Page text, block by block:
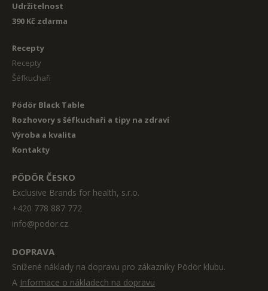
Udržitelnost
390 Kč zdarma
Recepty
Recepty
Šéfkuchaři
Pödör Black Table
Rozhovory s šéfkuchaři a tipy na zdraví
Výroba a kvalita
Kontakty
PÖDÖR ČESKO
Exclusive Brands for health, s.r.o.
+420 778 887 772
info@podor.cz
DOPRAVA
Snížené náklady na dopravu pro zákazníky Pödör klubu.
A Informace o nákladech na dopravu